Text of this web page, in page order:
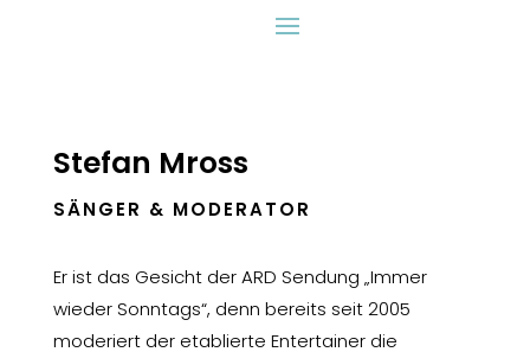
Stefan Mross
SÄNGER & MODERATOR
Er ist das Gesicht der ARD Sendung „Immer
wieder Sonntags“, denn bereits seit 2005
moderiert der etablierte Entertainer die